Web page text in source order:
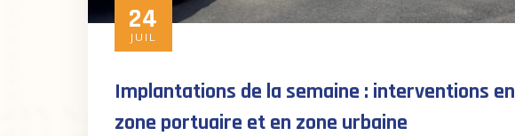
24
JUIL
Implantations de la semaine : interventions en
zone portuaire et en zone urbaine